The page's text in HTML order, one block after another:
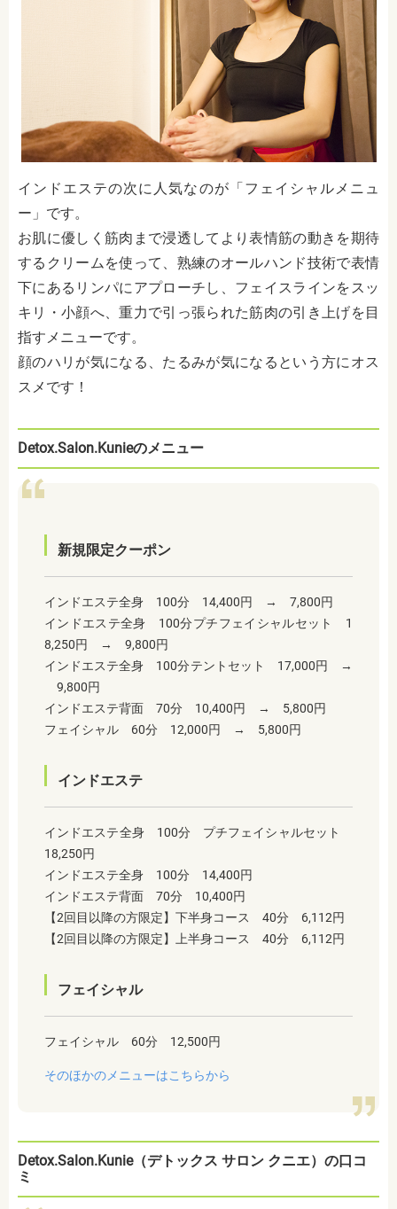
インドエステの次に人気なのが「フェイシャルメニュ
ー」です。
お肌に優しく筋肉まで浸透してより表情筋の動きを期待
するクリームを使って、熟練のオールハンド技術で表情
下にあるリンパにアプローチし、フェイスラインをスッ
キリ・小顔へ、重力で引っ張られた筋肉の引き上げを目
指すメニューです。
顔のハリが気になる、たるみが気になるという方にオス
スメです！
Detox.Salon.Kunieのメニュー
新規限定クーポン
インドエステ全身 100分 14,400円 → 7,800円
インドエステ全身 100分プチフェイシャルセット 1
8,250円 → 9,800円
インドエステ全身 100分テントセット 17,000円 →
9,800円
インドエステ背面 70分 10,400円 → 5,800円
フェイシャル 60分 12,000円 → 5,800円
インドエステ
インドエステ全身 100分 プチフェイシャルセット
18,250円
インドエステ全身 100分 14,400円
インドエステ背面 70分 10,400円
【2回目以降の方限定】下半身コース 40分 6,112円
【2回目以降の方限定】上半身コース 40分 6,112円
フェイシャル
フェイシャル 60分 12,500円
そのほかのメニューはこちらから
Detox.Salon.Kunie（デトックス サロン クニエ）の口コ
ミ